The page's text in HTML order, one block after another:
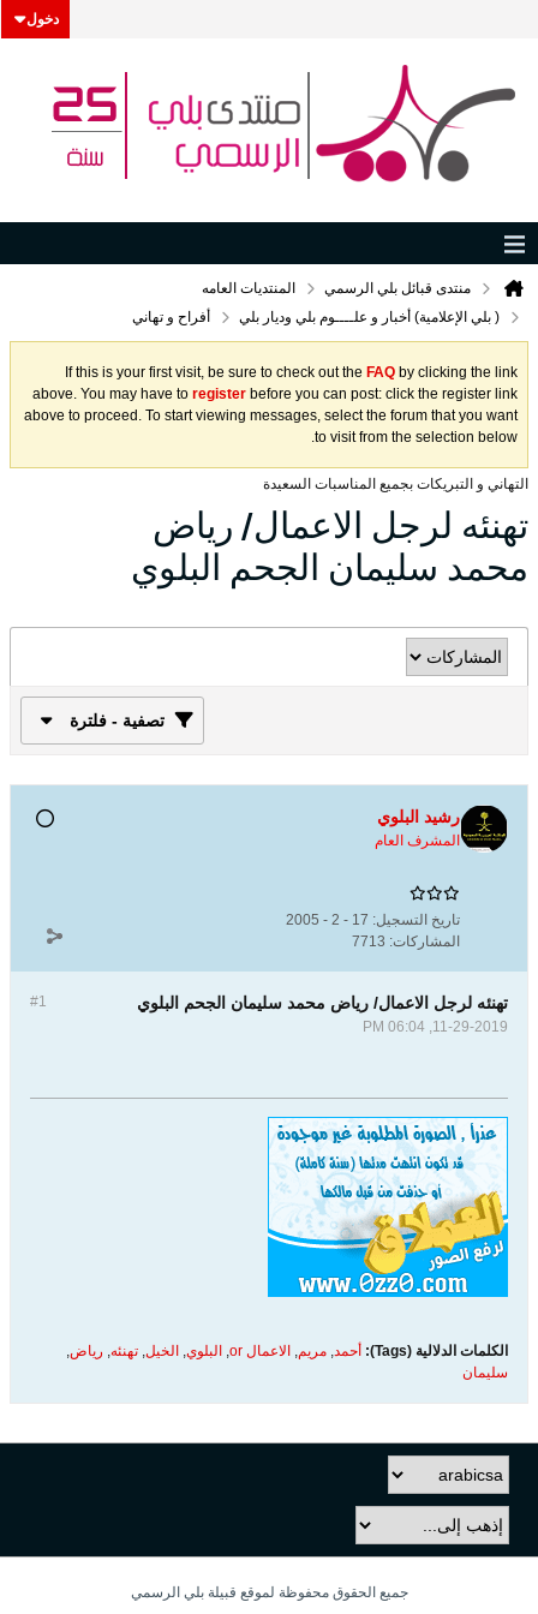
دخول
منتدى قبائل بلي الرسمي
المنتديات العامه
( بلي الإعلامية) أخبار و علــــوم بلي وديار بلي
أفراح و تهاني
If this is your first visit, be sure to check out the FAQ by clicking the link
above. You may have to register before you can post: click the register link
above to proceed. To start viewing messages, select the forum that you want
to visit from the selection below.
التهاني و التبريكات بجميع المناسبات السعيدة
تهنئه لرجل الاعمال/ رياض
محمد سليمان الجحم البلوي
تصفية - فلترة
رشيد البلوي
المشرف العام
تاريخ التسجيل: 17 - 2 - 2005
المشاركات: 7713
#1 تهنئه لرجل الاعمال/ رياض محمد سليمان الجحم البلوي
11-29-2019, 06:04 PM
الكلمات الدلالية (Tags): أحمد, مريم, الاعمال or , البلوي, الخيل, تهنئه, رياض,
سليمان
جميع الحقوق محفوظة لموقع قبيلة بلي الرسمي